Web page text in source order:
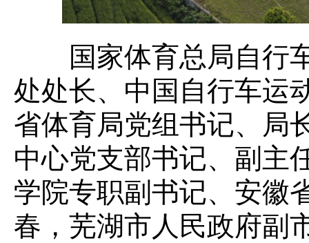
国家体育总局自行车
处处长、中国自行车运
省体育局党组书记、局
中心党支部书记、副主
学院专职副书记、安徽
春，芜湖市人民政府副